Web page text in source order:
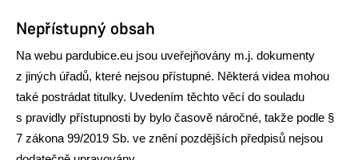
Nepřístupný obsah
Na webu pardubice.eu jsou uveřejňovány m.j. dokumenty
z jiných úřadů, které nejsou přístupné. Některá videa mohou
také postrádat titulky. Uvedením těchto věcí do souladu
s pravidly přístupnosti by bylo časově náročné, takže podle §
7 zákona 99/2019 Sb. ve znění pozdějších předpisů nejsou